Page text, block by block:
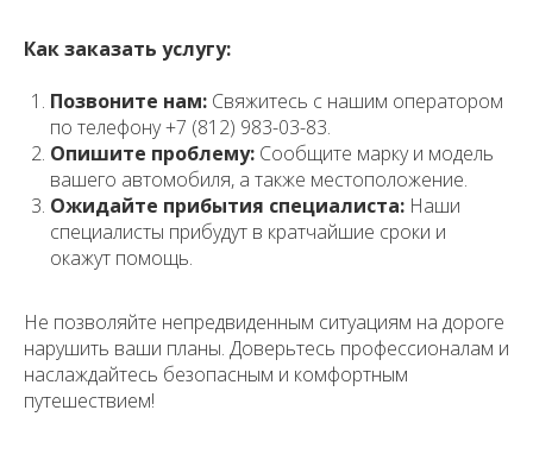
Как заказать услугу:
Позвоните нам: Свяжитесь с нашим оператором
по телефону +7 (812) 983-03-83.
Опишите проблему: Сообщите марку и модель
вашего автомобиля, а также местоположение.
Ожидайте прибытия специалиста: Наши
специалисты прибудут в кратчайшие сроки и
окажут помощь.
Не позволяйте непредвиденным ситуациям на дороге
нарушить ваши планы. Доверьтесь профессионалам и
наслаждайтесь безопасным и комфортным
путешествием!